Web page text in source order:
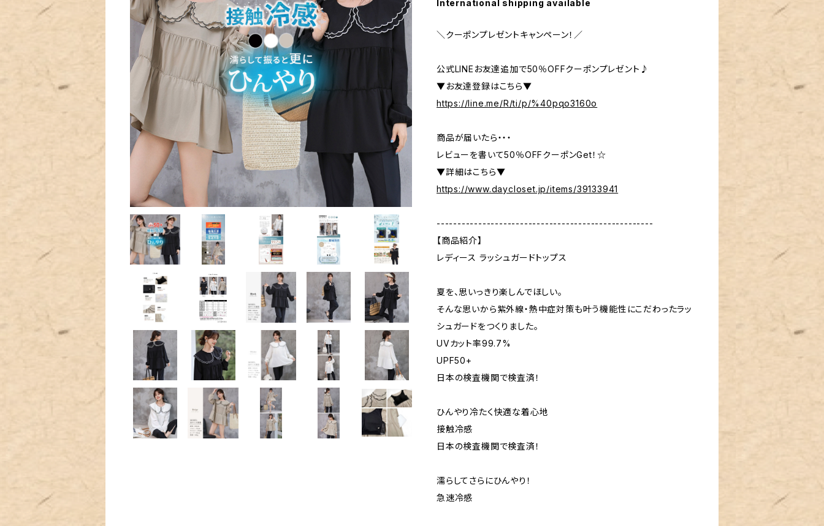
International shipping available
＼クーポンプレゼントキャンペーン！／
公式LINEお友達追加で50％OFFクーポンプレゼント♪
▼お友達登録はこちら▼
https://line.me/R/ti/p/%40pqo3160o
商品が届いたら・・・
レビューを書いて50％OFFクーポンGet！☆
▼詳細はこちら▼
https://www.daycloset.jp/items/39133941
----------------------------------------------------
【商品紹介】
レディース ラッシュガードトップス
夏を、思いっきり楽しんでほしい。
そんな思いから紫外線・熱中症対策も叶う機能性にこだわったラッ
シュガードをつくりました。
UVカット率99.7%
UPF50+
日本の検査機関で検査済！
ひんやり冷たく快適な着心地
接触冷感
日本の検査機関で検査済！
濡らしてさらにひんやり！
急速冷感